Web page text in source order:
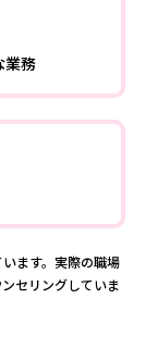
業務
ます。実際の職場
セリングしていま